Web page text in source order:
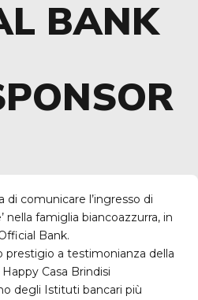
BANK
di comunicare l’ingresso di
nella famiglia biancoazzurra, in
Bank.
prestigio a testimonianza della
Casa Brindisi
degli Istituti bancari più